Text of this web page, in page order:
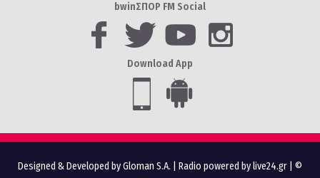
bwinΣΠΟΡ FM Social
Download App
Designed & Developed by Gloman S.A. Radio powered by live24.gr | ©